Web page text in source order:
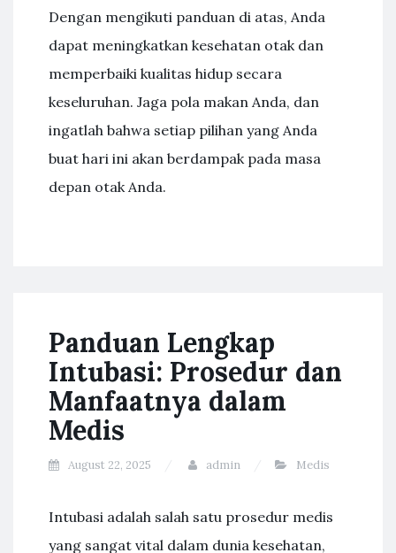
Dengan mengikuti panduan di atas, Anda
dapat meningkatkan kesehatan otak dan
memperbaiki kualitas hidup secara
keseluruhan. Jaga pola makan Anda, dan
ingatlah bahwa setiap pilihan yang Anda
buat hari ini akan berdampak pada masa
depan otak Anda.
Panduan Lengkap
Intubasi: Prosedur dan
Manfaatnya dalam
Medis
August 22, 2025 admin Medis
Intubasi adalah salah satu prosedur medis
yang sangat vital dalam dunia kesehatan,